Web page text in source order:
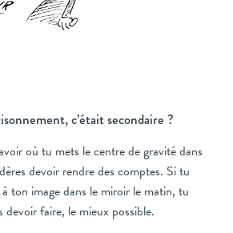
c’était secondaire ?
où tu mets le centre de gravité dans
devoir rendre des comptes. Si tu
à ton image dans le miroir le matin, tu
devoir faire, le mieux possible.